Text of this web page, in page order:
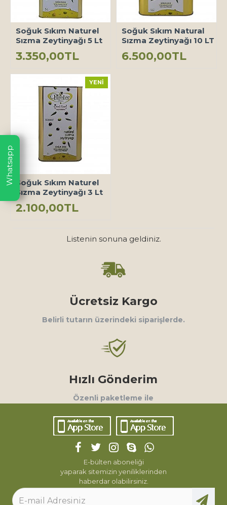
Soğuk Sıkım Naturel
Sızma Zeytinyağı 5 Lt
3.350,00TL
Soğuk Sıkım Natural
Sızma Zeytinyağı 10 LT
6.500,00TL
YENI
Soğuk Sıkım Naturel
Sızma Zeytinyağı 3 Lt
2.100,00TL
Listenin sonuna geldiniz.
Ücretsiz Kargo
Belirli tutarın üzerindeki siparişlerde.
Hızlı Gönderim
Özenli paketleme ile
E-bülten aboneliği
yaparak sitemizin yeniliklerinden
haberdar olabilirsiniz.
Whatsapp